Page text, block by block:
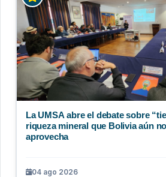
La UMSA abre el debate sobre
riqueza mineral que Bolivia aún
aprovecha
04 ago 2026